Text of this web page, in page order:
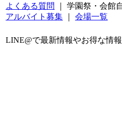
よくある質問
｜ 学園祭・会館
アルバイト募集
会場一覧
LINE@で最新情報やお得な情報